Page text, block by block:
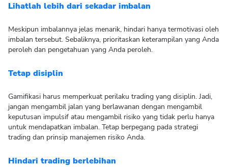
Lihatlah lebih dari sekadar imbalan
Meskipun imbalannya jelas menarik, hindari hanya termotivasi oleh
imbalan tersebut. Sebaliknya, prioritaskan keterampilan yang Anda
peroleh dan pengetahuan yang Anda peroleh.
Tetap disiplin
Gamifikasi harus memperkuat perilaku trading yang disiplin. Jadi,
jangan mengambil jalan yang berlawanan dengan mengambil
keputusan impulsif atau mengambil risiko yang tidak perlu hanya
untuk mendapatkan imbalan. Tetap berpegang pada strategi
trading dan prinsip manajemen risiko Anda.
Hindari trading berlebihan